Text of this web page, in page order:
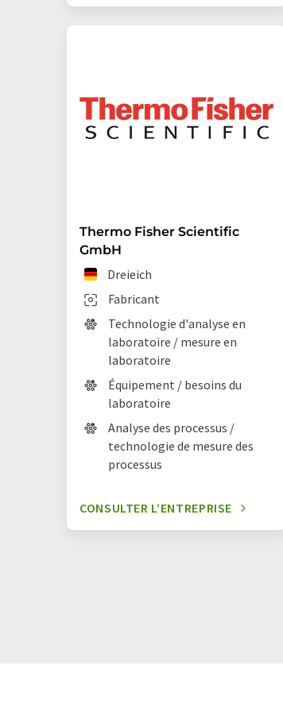
Thermo Fisher Scientific
GmbH
Dreieich
Fabricant
Technologie d'analyse en
laboratoire / mesure en
laboratoire
Équipement / besoins du
laboratoire
Analyse des processus /
technologie de mesure des
processus
CONSULTER L’ENTREPRISE